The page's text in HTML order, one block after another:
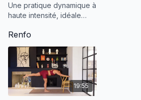
Une pratique dynamique à
haute intensité, idéale
tonifier les muscles
profonds et maintenir une
vitalité optimale.
Renfo
19:55